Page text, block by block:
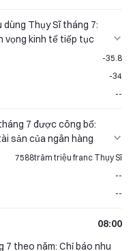
Thụy Sĩ tháng 7:
vọng kinh tế tiếp tục
-35.8
-34
--
7 được công bố:
sản của ngân hàng
7588trăm triệu franc Thụy Sĩ
--
--
08:00
theo năm: Chỉ báo nhu